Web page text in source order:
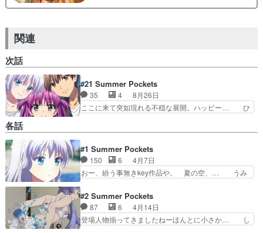
関連
次話
#21 Summer Pockets
35 4
8月26日
ここに来て突如現れる不穏な展開。ハッピー… ひ
膨れるしろは笑ボッチにさせない発… うみちゃん
がいよいよ危ういな〜あとしろは… 原作未プレイ
でネタバレ絶対に踏みたくない… しろは、かわい
かったわ。うみのこと忘れて… 続・これなんて
CLAN…もとい人生。ハッ… “蝶番の契り”で仮の
夫婦となる羽依里とし…
各話
#1 Summer Pockets
150 6
4月7日
おー、紛う事無きkey作品や。 夏の空、… うみ
めっちゃKeyっぽいなと思ったらK… 原作知らな
いけど、ギャルゲーよくやるから… えーっと、ま
ぁゲームのアニメ化だからなん… 今ん所、違和感
なくふつーに見れてるな。キ… ・傷ついたワタリ
#2 Summer Pockets
87 6
4月14日
登場人物揃ってきましたねーほんとに小さか… し